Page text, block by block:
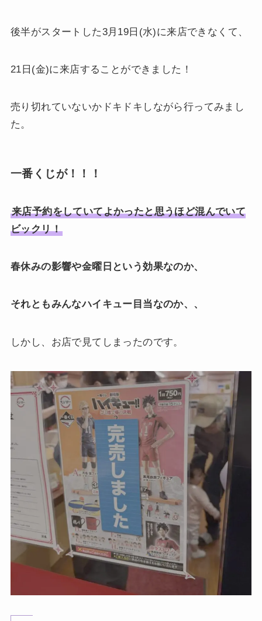
後半がスタートした3月19日(水)に来店できなくて、
21日(金)に来店することができました！
売り切れていないかドキドキしながら行ってみまし
た。
一番くじが！！！
来店予約をしていてよかったと思うほど混んでいて
ビックリ！
春休みの影響や金曜日という効果なのか、
それともみんなハイキュー目当なのか、、
しかし、お店で見てしまったのです。